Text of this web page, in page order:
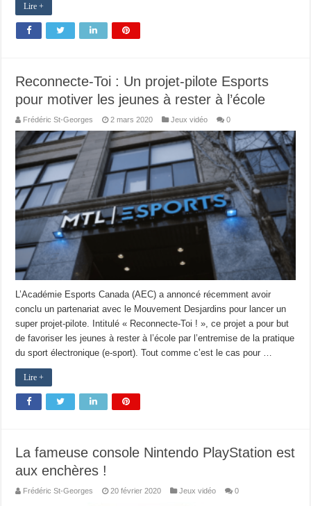
Lire +
Reconnecte-Toi : Un projet-pilote Esports
pour motiver les jeunes à rester à l’école
Frédéric St-Georges 2 mars 2020 Jeux vidéo 0
L’Académie Esports Canada (AEC) a annoncé récemment avoir
conclu un partenariat avec le Mouvement Desjardins pour lancer un
super projet-pilote. Intitulé « Reconnecte-Toi ! », ce projet a pour but
de favoriser les jeunes à rester à l’école par l’entremise de la pratique
du sport électronique (e-sport). Tout comme c’est le cas pour …
Lire +
La fameuse console Nintendo PlayStation est
aux enchères !
Frédéric St-Georges 20 février 2020 Jeux vidéo 0